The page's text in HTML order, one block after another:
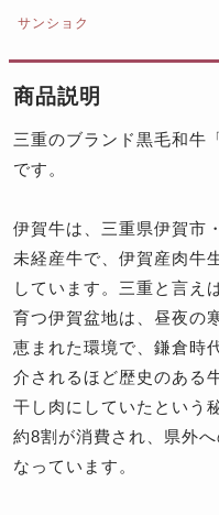
サンショク
商品説明
三重のブランド黒毛和牛
です。
伊賀牛は、三重県伊賀市
未経産牛で、伊賀産肉牛
しています。三重と言え
育つ伊賀盆地は、昼夜の
恵まれた環境で、鎌倉時
介されるほど歴史のある
干し肉にしていたという
約8割が消費され、県外
なっています。